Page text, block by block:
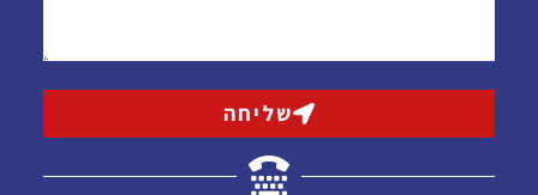
שליחה